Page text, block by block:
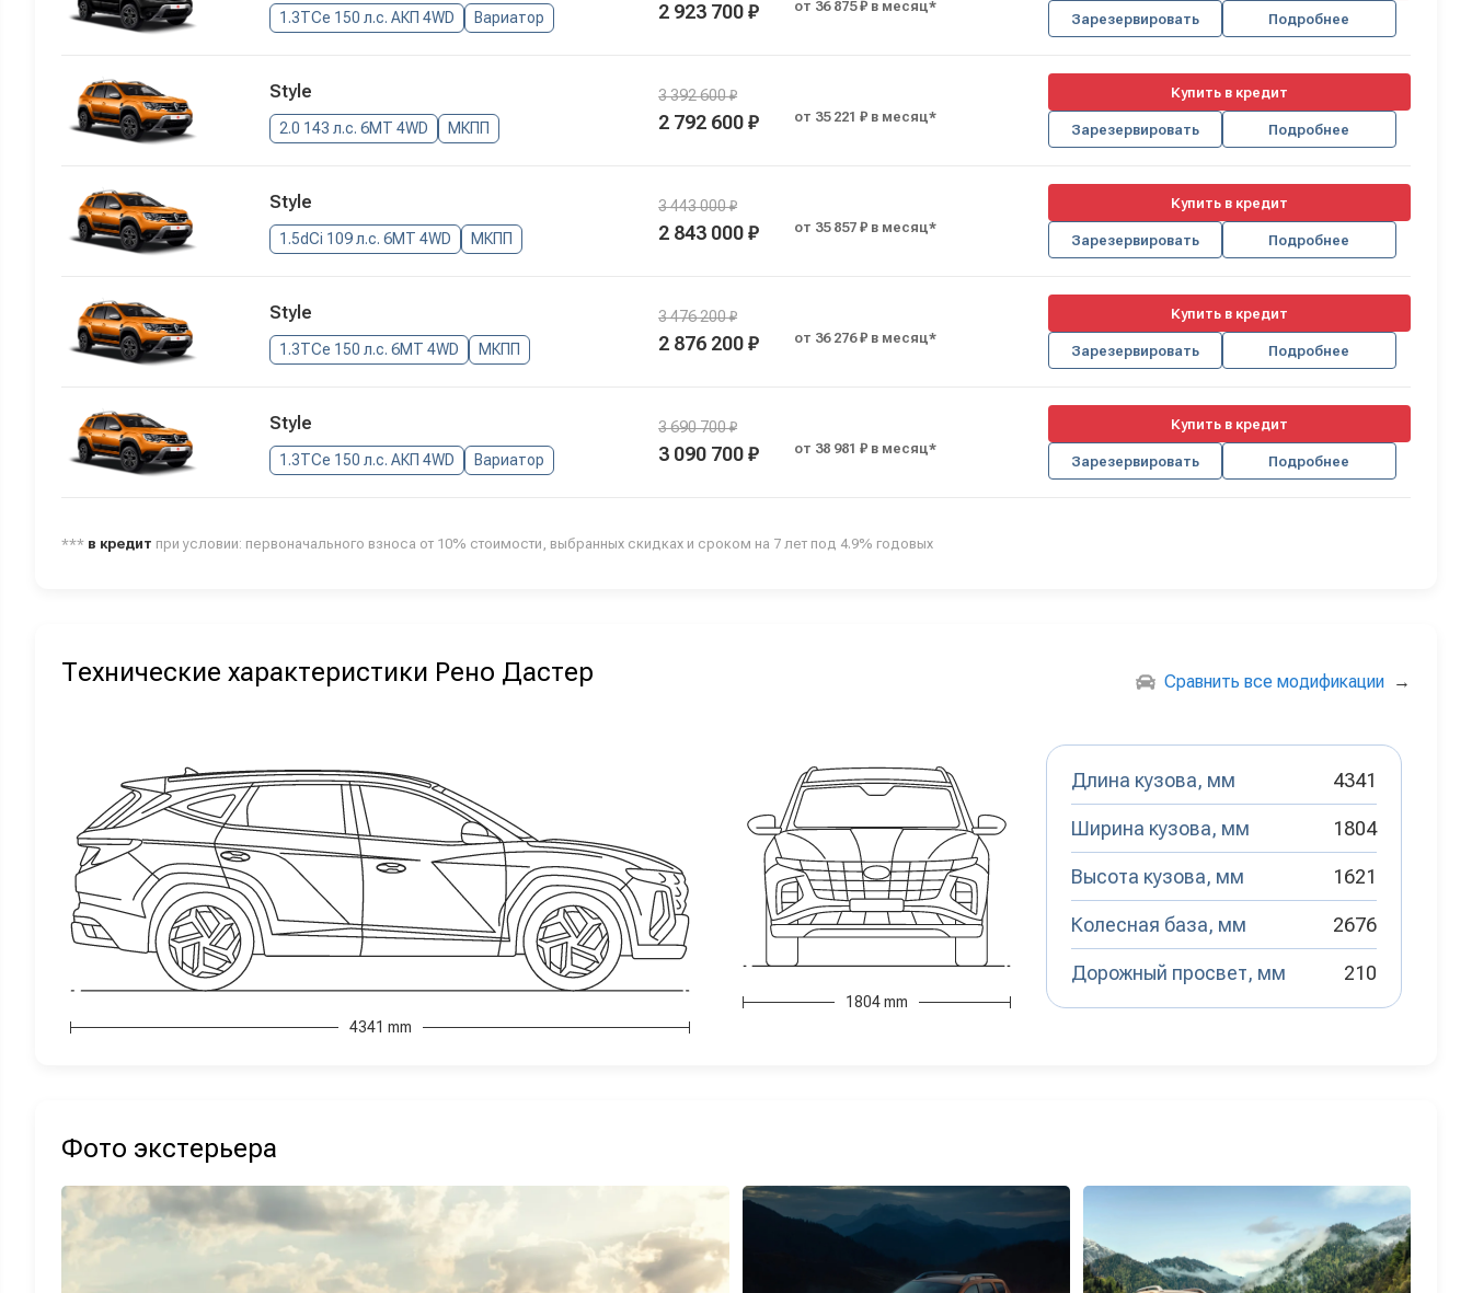
1.3TCe 150 л.с. АКП 4WD Вариатор 2 923 700 ₽ от 36 875 ₽ в месяц*
Зарезервировать Подробнее
Style
2.0 143 л.с. 6MT 4WD МКПП
3 392 600 ₽
2 792 600 ₽ от 35 221 ₽ в месяц*
Купить в кредит
Зарезервировать Подробнее
Style
1.5dCi 109 л.с. 6MT 4WD МКПП
3 443 000 ₽
2 843 000 ₽ от 35 857 ₽ в месяц*
Купить в кредит
Зарезервировать Подробнее
Style
1.3TCe 150 л.с. 6MT 4WD МКПП
3 476 200 ₽
2 876 200 ₽ от 36 276 ₽ в месяц*
Купить в кредит
Зарезервировать Подробнее
Style
1.3TCe 150 л.с. АКП 4WD Вариатор
3 690 700 ₽
3 090 700 ₽ от 38 981 ₽ в месяц*
Купить в кредит
Зарезервировать Подробнее
*** в кредит при условии: первоначального взноса от 10% стоимости, выбранных скидках и сроком на 7 лет под 4.9% годовых
Технические характеристики Рено Дастер Сравнить все модификации →
4341 mm
1804 mm
Длина кузова, мм 4341
Ширина кузова, мм 1804
Высота кузова, мм 1621
Колесная база, мм 2676
Дорожный просвет, мм 210
Фото экстерьера